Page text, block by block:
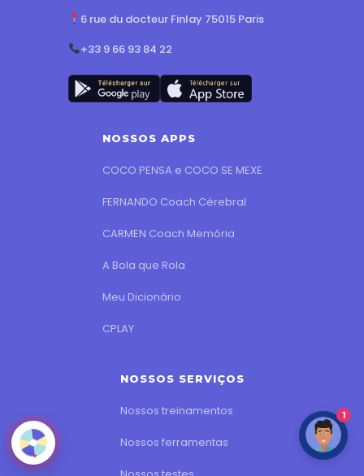
6 rue du docteur Finlay 75015 Paris
+33 9 66 93 84 22
NOSSOS APPS
COCO PENSA e COCO SE MEXE
FERNANDO Coach Cérebral
CARMEN Coach Memória
A Bola que Rola
Meu Dicionário
CPLAY
NOSSOS SERVIÇOS
Nossos treinamentos
Nossos ferramentas
1